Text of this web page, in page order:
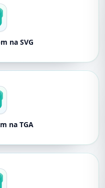
na SVG
na TGA